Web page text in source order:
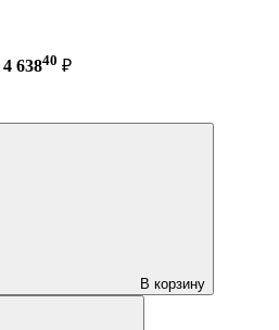
4 63840 ₽
В корзину